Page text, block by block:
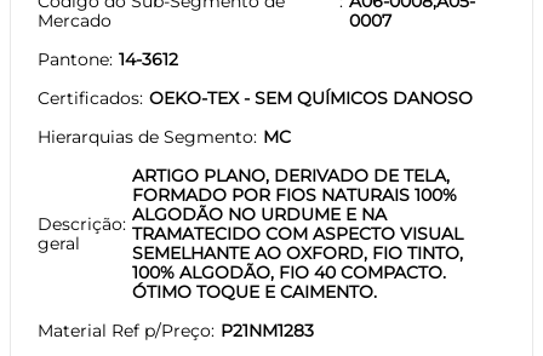
Mercado
0007
Pantone 14-3612
Certificados OEKO-TEX - SEM QUÍMICOS DANOSO
Hierarquias de Segmento MC
Descrição
geral
ARTIGO PLANO, DERIVADO DE TELA,
FORMADO POR FIOS NATURAIS 100%
ALGODÃO NO URDUME E NA
TRAMATECIDO COM ASPECTO VISUAL
SEMELHANTE AO OXFORD, FIO TINTO,
100% ALGODÃO, FIO 40 COMPACTO.
ÓTIMO TOQUE E CAIMENTO.
Material Ref p/Preço P21NM1283